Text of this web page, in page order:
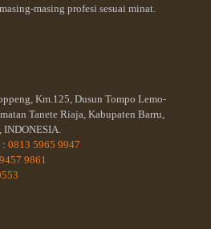
masing profesi sesuai minat.
Km.125, Dusun Tompo Lemo-
Tanete Riaja, Kabupaten Barru,
INDONESIA.
: 0813 5965 9947
9861